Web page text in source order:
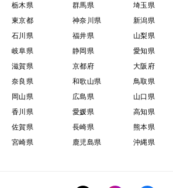
栃木県
群馬県 埼玉県
東京都
神奈川県 新潟県
石川県
福井県 山梨県
岐阜県
静岡県 愛知県
滋賀県
京都府 大阪府
奈良県
和歌山県 鳥取県
岡山県
広島県 山口県
香川県
愛媛県 高知県
佐賀県
長崎県 熊本県
宮崎県
鹿児島県 沖縄県